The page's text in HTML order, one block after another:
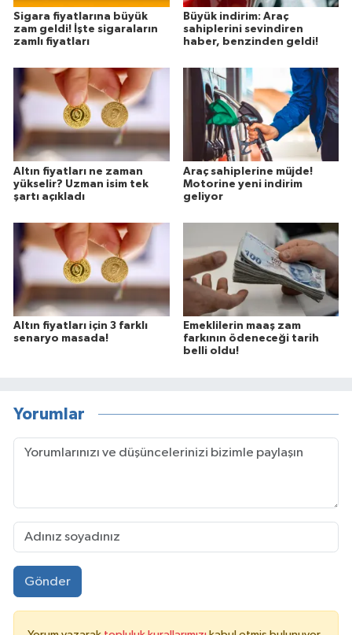
Sigara fiyatlarına büyük
zam geldi! İşte sigaraların
zamlı fiyatları
Büyük indirim: Araç
sahiplerini sevindiren
haber, benzinden geldi!
Altın fiyatları ne zaman
yükselir? Uzman isim tek
şartı açıkladı
Araç sahiplerine müjde!
Motorine yeni indirim
geliyor
Altın fiyatları için 3 farklı
senaryo masada!
Emeklilerin maaş zam
farkının ödeneceği tarih
belli oldu!
Yorumlar
Gönder